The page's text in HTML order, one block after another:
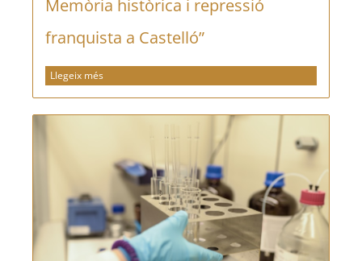
Memòria històrica i repressió
franquista a Castelló”
Llegeix més